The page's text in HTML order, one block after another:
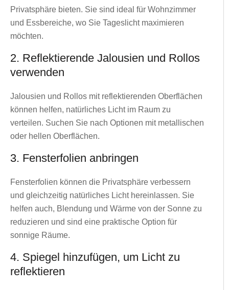
Privatsphäre bieten. Sie sind ideal für Wohnzimmer
und Essbereiche, wo Sie Tageslicht maximieren
möchten.
2. Reflektierende Jalousien und Rollos
verwenden
Jalousien und Rollos mit reflektierenden Oberflächen
können helfen, natürliches Licht im Raum zu
verteilen. Suchen Sie nach Optionen mit metallischen
oder hellen Oberflächen.
3. Fensterfolien anbringen
Fensterfolien können die Privatsphäre verbessern
und gleichzeitig natürliches Licht hereinlassen. Sie
helfen auch, Blendung und Wärme von der Sonne zu
reduzieren und sind eine praktische Option für
sonnige Räume.
4. Spiegel hinzufügen, um Licht zu
reflektieren